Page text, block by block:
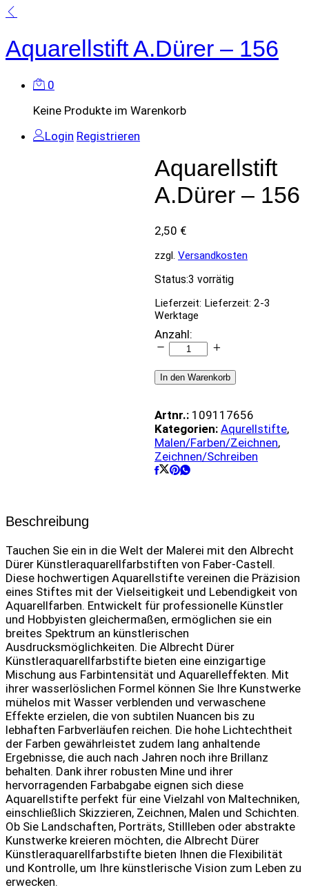
Aquarellstift A.Dürer – 156
0
Keine Produkte im Warenkorb
Login Registrieren
Aquarellstift
A.Dürer – 156
2,50 €
zzgl. Versandkosten
Status:3 vorrätig
Lieferzeit: Lieferzeit: 2-3
Werktage
Aquarellstift
A.Dürer
156
quantity
Anzahl:
In den Warenkorb
Artnr.: 109117656
Kategorien: Aqurellstifte,
Malen/Farben/Zeichnen,
Zeichnen/Schreiben
Beschreibung
Tauchen Sie ein in die Welt der Malerei mit den Albrecht
Dürer Künstleraquarellfarbstiften von Faber-Castell.
Diese hochwertigen Aquarellstifte vereinen die Präzision
eines Stiftes mit der Vielseitigkeit und Lebendigkeit von
Aquarellfarben. Entwickelt für professionelle Künstler
und Hobbyisten gleichermaßen, ermöglichen sie ein
breites Spektrum an künstlerischen
Ausdrucksmöglichkeiten. Die Albrecht Dürer
Künstleraquarellfarbstifte bieten eine einzigartige
Mischung aus Farbintensität und Aquarelleffekten. Mit
ihrer wasserlöslichen Formel können Sie Ihre Kunstwerke
mühelos mit Wasser verblenden und verwaschene
Effekte erzielen, die von subtilen Nuancen bis zu
lebhaften Farbverläufen reichen. Die hohe Lichtechtheit
der Farben gewährleistet zudem lang anhaltende
Ergebnisse, die auch nach Jahren noch ihre Brillanz
behalten. Dank ihrer robusten Mine und ihrer
hervorragenden Farbabgabe eignen sich diese
Aquarellstifte perfekt für eine Vielzahl von Maltechniken,
einschließlich Skizzieren, Zeichnen, Malen und Schichten.
Ob Sie Landschaften, Porträts, Stillleben oder abstrakte
Kunstwerke kreieren möchten, die Albrecht Dürer
Künstleraquarellfarbstifte bieten Ihnen die Flexibilität
und Kontrolle, um Ihre künstlerische Vision zum Leben zu
erwecken.